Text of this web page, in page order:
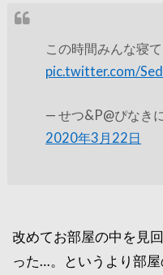
この時間みんな寝
pic.twitter.com/
— せつ&P@ぴな
2020年3月22日
改めてお部屋の中を見
った…。というより部